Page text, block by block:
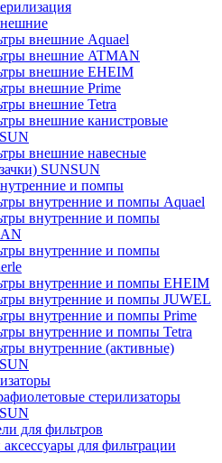
внешние Aquael
внешние ATMAN
внешние EHEIM
внешние Prime
внешние Tetra
внешние канистровые
внешние навесные
SUNSUN
и помпы
внутренние и помпы Aquael
внутренние и помпы
внутренние и помпы
внутренние и помпы EHEIM
внутренние и помпы JUWEL
внутренние и помпы Prime
внутренние и помпы Tetra
внутренние (активные)
стерилизаторы
для фильтров
аксессуары для фильтрации